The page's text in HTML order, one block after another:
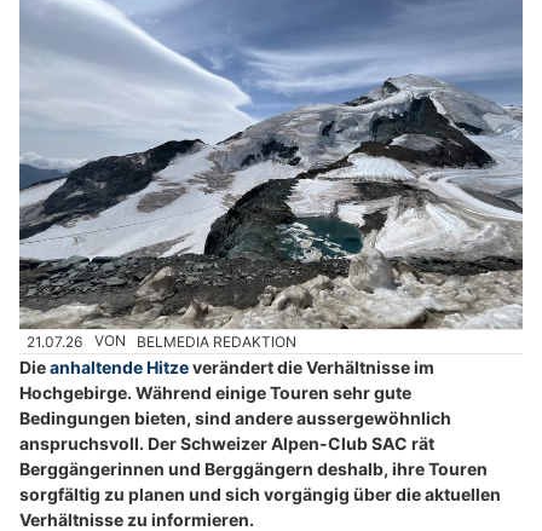
21.07.26 VON BELMEDIA REDAKTION
Dieanhaltende Hitzeverändert die Verhältnisse im
Hochgebirge. Während einige Touren sehr gute
Bedingungen bieten, sind andere aussergewöhnlich
anspruchsvoll. Der Schweizer Alpen-Club SAC rät
Berggängerinnen und Berggängern deshalb, ihre Touren
sorgfältig zu planen und sich vorgängig über die aktuellen
Verhältnisse zu informieren.